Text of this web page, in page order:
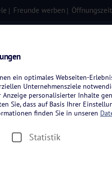
Freunde werben
ein optimales Webseiten-
Unternehmensziele
personalisierter Inhalte
Sie, dass auf Basis Ihrer
finden Sie in unseren
Statistik